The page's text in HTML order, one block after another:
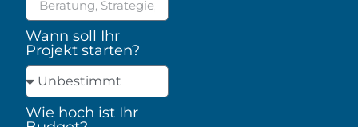
Wann soll Ihr
Projekt starten?
Wie hoch ist Ihr